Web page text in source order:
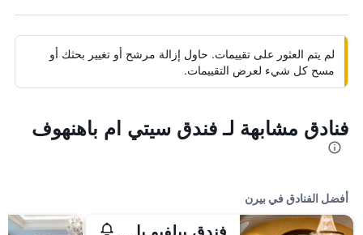
لم يتم العثور على تقييمات. حاول إزالة مرشح أو تغيير بحثك أو
مسح كل شيء لعرض التقييمات.
فنادق مشابهة لـ فندق سيتي ام باهنهوف
أفضل الفنادق في بيرن